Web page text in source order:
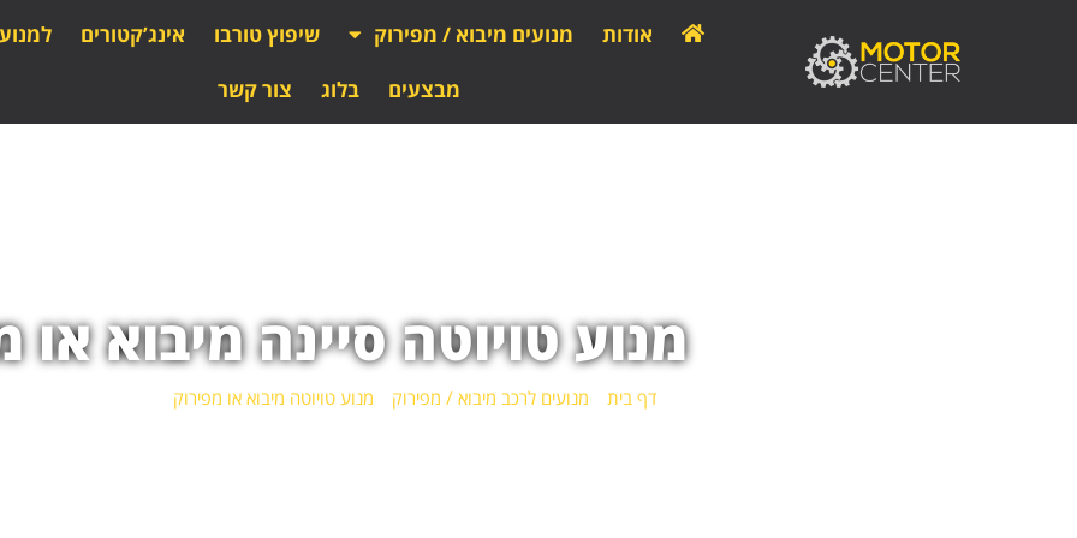
אודות מנועים מיבוא / מפירוק שיפוץ טורבו אינג’קטורים למנוע
מבצעים בלוג צור קשר
מנוע טויוטה סיינה מיבוא או
דף בית מנועים לרכב מיבוא / מפירוק מנוע טויוטה מיבוא או מפירוק